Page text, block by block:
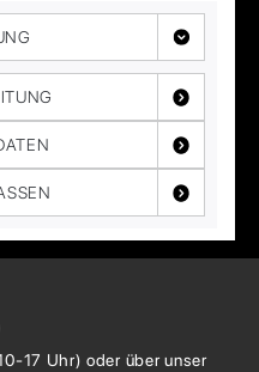
17 Uhr) oder überunser